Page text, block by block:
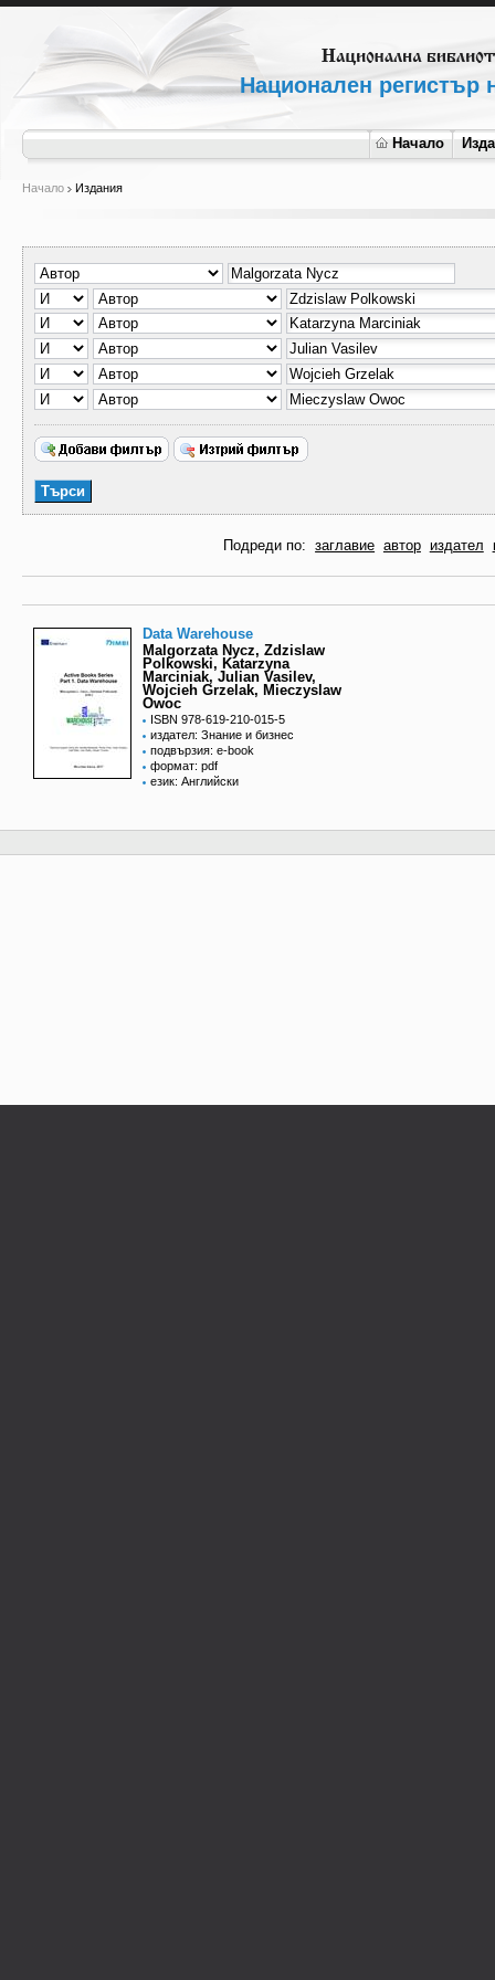
Национален регистър
Начало
Начало Издания
Подреди по: заглавие автор издател
Data Warehouse
Malgorzata Nycz, Zdzislaw
Polkowski, Katarzyna
Marciniak, Julian Vasilev,
Wojcieh Grzelak, Mieczyslaw
Owoc
ISBN 978-619-210-015-5
издател: Знание и бизнес
подвързия: e-book
формат: pdf
език: Английски